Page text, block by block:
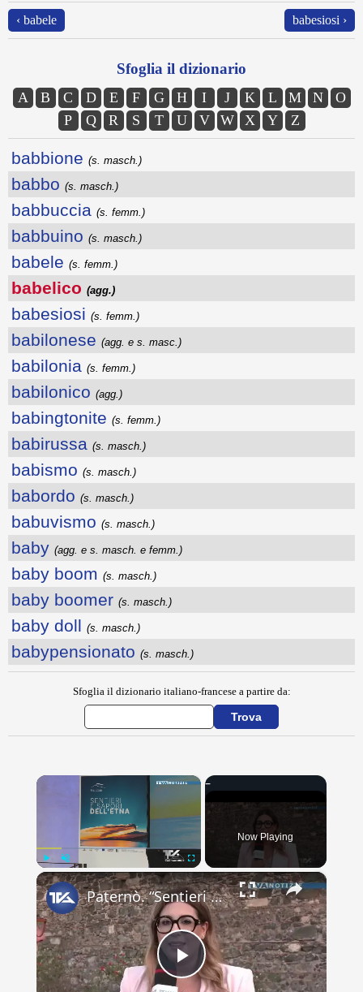
‹ babele babesiosi ›
Sfoglia il dizionario
A B C D E F G H I J K L M N
O
P
Q R S T U V W X Y Z
babbione (s. masch.)
babbo (s. masch.)
babbuccia (s. femm.)
babbuino (s. masch.)
babele (s. femm.)
babelico (agg.)
babesiosi (s. femm.)
babilonese (agg. e s. masc.)
babilonia (s. femm.)
babilonico (agg.)
babingtonite (s. femm.)
babirussa (s. masch.)
babismo (s. masch.)
babordo (s. masch.)
babuvismo (s. masch.)
baby (agg. e s. masch. e femm.)
baby boom (s. masch.)
baby boomer (s. masch.)
baby doll (s. masch.)
babypensionato (s. masch.)
Sfoglia il dizionario italiano-francese a partire da:
×
Play Unmute Fullscreen
Now Playing
×
Play
Paternò. “Sentieri e Sapori dell’Etna”, presentato il progetto del Gal Etna che coinvolge 11 Comuni